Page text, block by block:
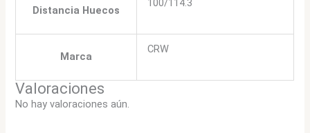
Distancia Huecos
Marca
CRW
Valoraciones
No hay valoraciones aún.